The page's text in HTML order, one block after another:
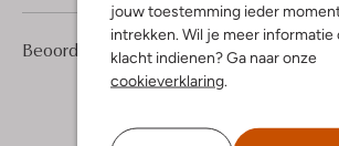
jouw toestemming ieder
intrekken. Wil je meer informatie
klacht indienen? Ga naar onze
cookieverklaring
Beoordelingen (1) 5
1
5
Sterren